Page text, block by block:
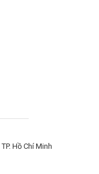
Hồ Chí Minh